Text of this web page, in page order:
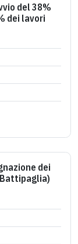
del 38%
dei lavori
dei